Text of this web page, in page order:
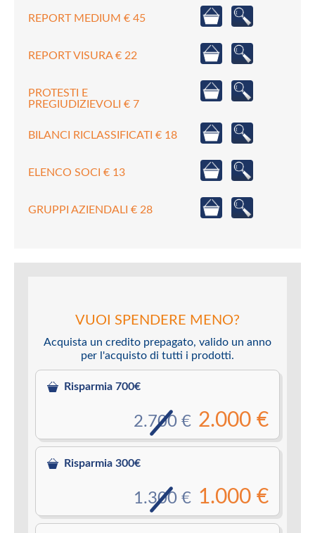
REPORT MEDIUM € 45
REPORT VISURA € 22
PROTESTI E
PREGIUDIZIEVOLI € 7
BILANCI RICLASSIFICATI € 18
ELENCO SOCI € 13
GRUPPI AZIENDALI € 28
VUOI SPENDERE MENO?
Acquista un credito prepagato, valido un anno
per l'acquisto di tutti i prodotti.
Risparmia 700€
2.000 €
2.700 €
Risparmia 300€
1.000 €
1.300 €